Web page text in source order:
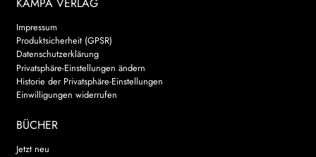
Impressum
Produktsicherheit (GPSR)
Datenschutzerklärung
Privatsphäre-Einstellungen ändern
Historie der Privatsphäre-Einstellungen
Einwilligungen widerrufen
BÜCHER
Jetzt neu